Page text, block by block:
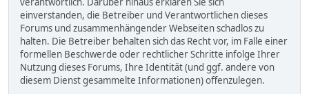
einverstanden, die Betreiber und Verantwortlichen dieses
Forums und zusammenhängender Webseiten schadlos zu
halten. Die Betreiber behalten sich das Recht vor, im Falle einer
formellen Beschwerde oder rechtlicher Schritte infolge Ihrer
Nutzung dieses Forums, Ihre Identität (und ggf. andere von
diesem Dienst gesammelte Informationen) offenzulegen.